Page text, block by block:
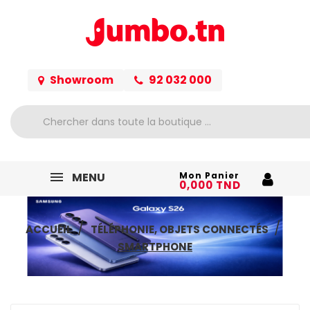
Showroom 92 032 000
MENU Mon Panier
0,000 TND
ACCUEIL
TÉLÉPHONIE, OBJETS CONNECTÉS
SMARTPHONE